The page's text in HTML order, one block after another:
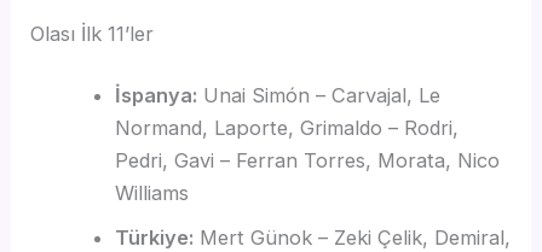
Olası İlk 11’ler
İspanya: Unai Simón – Carvajal, Le
Normand, Laporte, Grimaldo – Rodri,
Pedri, Gavi – Ferran Torres, Morata, Nico
Williams
Türkiye: Mert Günok – Zeki Çelik, Demiral,